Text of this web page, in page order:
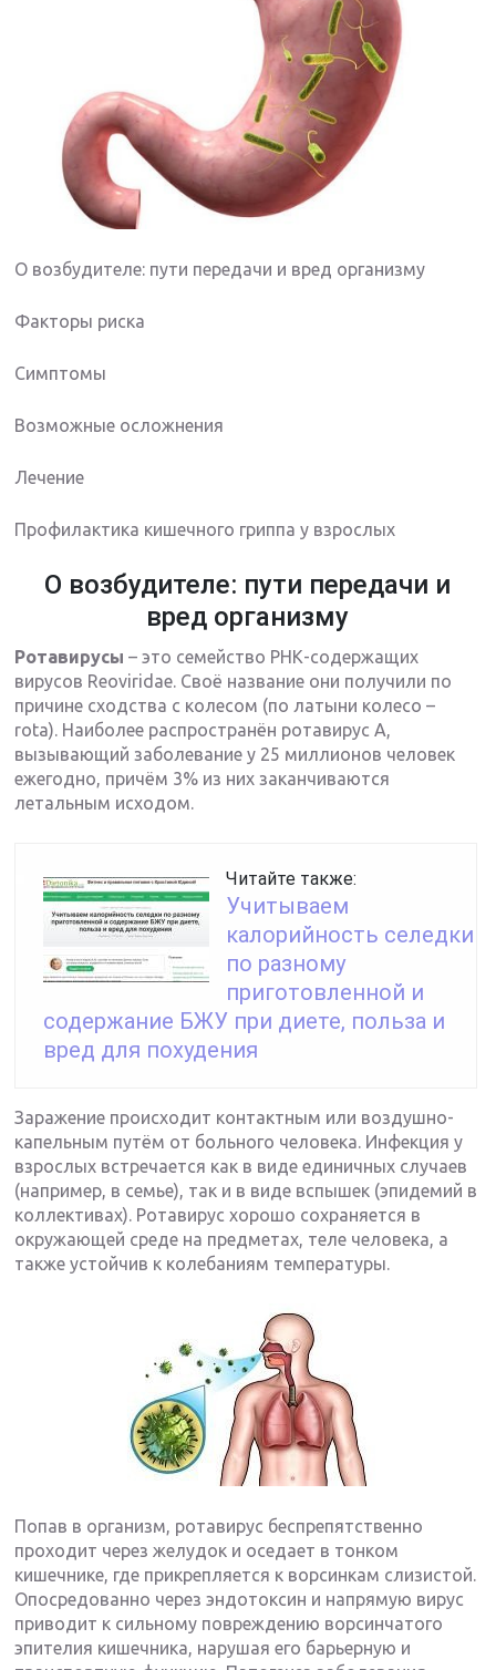
О возбудителе: пути передачи и вред организму
Факторы риска
Симптомы
Возможные осложнения
Лечение
Профилактика кишечного гриппа у взрослых
О возбудителе: пути передачи и
вред организму
Ротавирусы – это семейство РНК-содержащих
вирусов Reoviridae. Своё название они получили по
причине сходства с колесом (по латыни колесо –
rota). Наиболее распространён ротавирус А,
вызывающий заболевание у 25 миллионов человек
ежегодно, причём 3% из них заканчиваются
летальным исходом.
Читайте также:
Учитываем
калорийность селедки
по разному
приготовленной и
содержание БЖУ при диете, польза и
вред для похудения
Заражение происходит контактным или воздушно-
капельным путём от больного человека. Инфекция у
взрослых встречается как в виде единичных случаев
(например, в семье), так и в виде вспышек (эпидемий в
коллективах). Ротавирус хорошо сохраняется в
окружающей среде на предметах, теле человека, а
также устойчив к колебаниям температуры.
Попав в организм, ротавирус беспрепятственно
проходит через желудок и оседает в тонком
кишечнике, где прикрепляется к ворсинкам слизистой.
Опосредованно через эндотоксин и напрямую вирус
приводит к сильному повреждению ворсинчатого
эпителия кишечника, нарушая его барьерную и